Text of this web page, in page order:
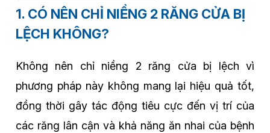
1. CÓ NÊN CHỈ NIỀNG 2 RĂNG CỬA BỊ
LỆCH KHÔNG?
Không nên chỉ niềng 2 răng cửa bị lệch vì
phương pháp này không mang lại hiệu quả tốt,
đồng thời gây tác động tiêu cực đến vị trí của
các răng lân cận và khả năng ăn nhai của bệnh